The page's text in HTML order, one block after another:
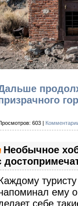
603 |
Необычное
ему
себе